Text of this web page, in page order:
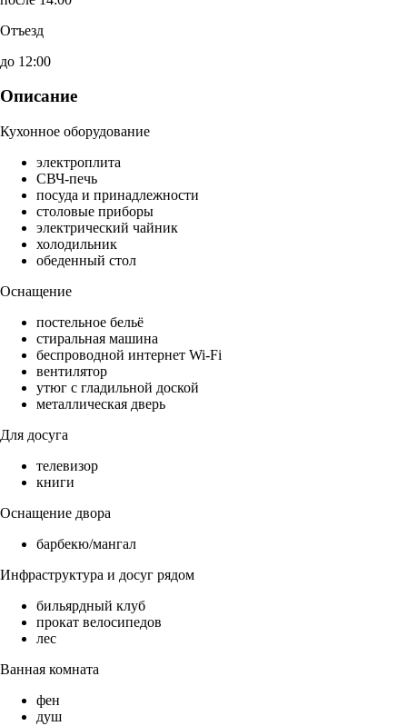
Отъезд
до 12:00
Описание
Кухонное оборудование
электроплита
СВЧ-печь
посуда и принадлежности
столовые приборы
электрический чайник
холодильник
обеденный стол
Оснащение
постельное бельё
стиральная машина
беспроводной интернет Wi-Fi
вентилятор
утюг с гладильной доской
металлическая дверь
Для досуга
телевизор
книги
Оснащение двора
барбекю/мангал
Инфраструктура и досуг рядом
бильярдный клуб
прокат велосипедов
лес
Ванная комната
фен
душ